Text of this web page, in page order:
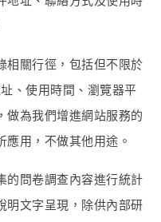
相關行徑，包括但不限於
、使用時間、瀏覽器平
做為我們增進網站服務的
應用，不做其他用途。
的問卷調查內容進行統計
明文字呈現，除供內部研